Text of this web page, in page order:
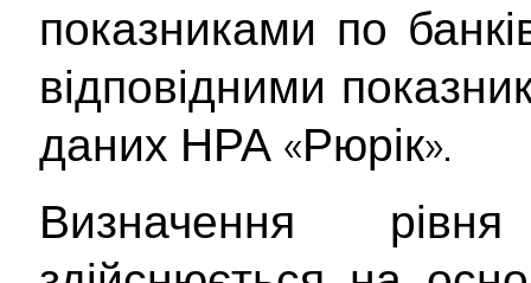
показниками по
відповідними
даних НРА «Рюрік».
Визначення